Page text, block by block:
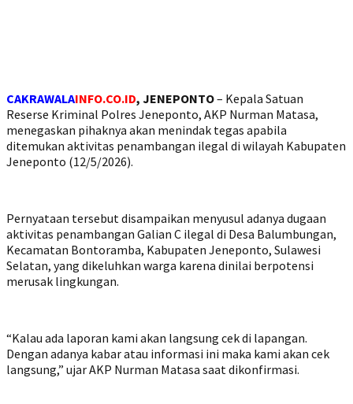
CAKRAWALAINFO.CO.ID, JENEPONTO– Kepala Satuan
Reserse Kriminal Polres Jeneponto, AKP Nurman Matasa,
menegaskan pihaknya akan menindak tegas apabila
ditemukan aktivitas penambangan ilegal di wilayah Kabupaten
Jeneponto (12/5/2026).
‎Pernyataan tersebut disampaikan menyusul adanya dugaan
aktivitas penambangan Galian C ilegal di Desa Balumbungan,
Kecamatan Bontoramba, Kabupaten Jeneponto, Sulawesi
Selatan, yang dikeluhkan warga karena dinilai berpotensi
merusak lingkungan.
‎“Kalau ada laporan kami akan langsung cek di lapangan.
Dengan adanya kabar atau informasi ini maka kami akan cek
langsung,” ujar AKP Nurman Matasa saat dikonfirmasi.